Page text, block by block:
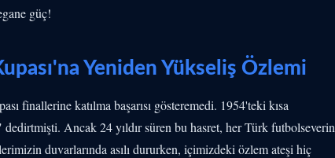
güç!
Yeniden Yükseliş Özlemi
finallerine katılma başarısı gösteremedi. 1954'teki kısa
Ancak 24 yıldır süren bu hasret, her Türk futbolseverin
duvarlarında asılı dururken, içimizdeki özlem ateşi hiç